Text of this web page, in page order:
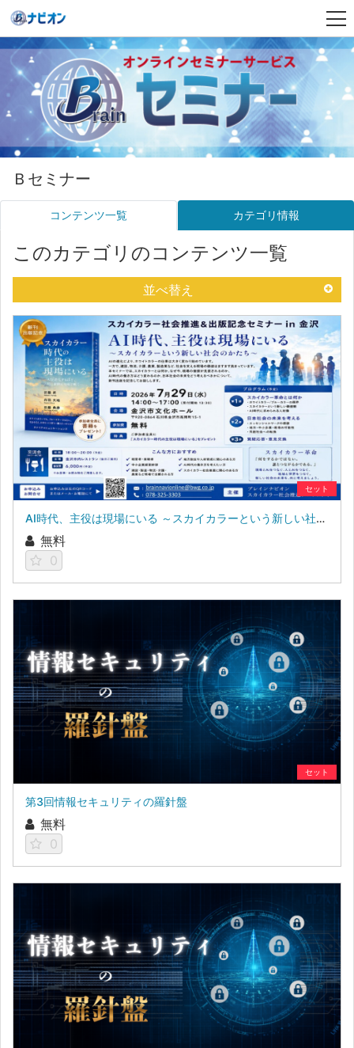
Ｂセミナー
コンテンツ一覧 カテゴリ情報
このカテゴリのコンテンツ一覧
並べ替え
セット
AI時代、主役は現場にいる ～スカイカラーという新しい社会のかたち～
無料
0
セット
第3回情報セキュリティの羅針盤
無料
0